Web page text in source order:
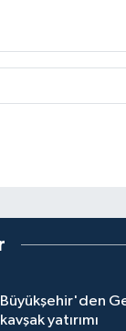
Büyükşehir'den
kavşak yatırımı